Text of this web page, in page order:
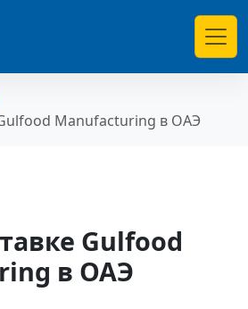
Manufacturing в ОАЭ
Gulfood
в ОАЭ